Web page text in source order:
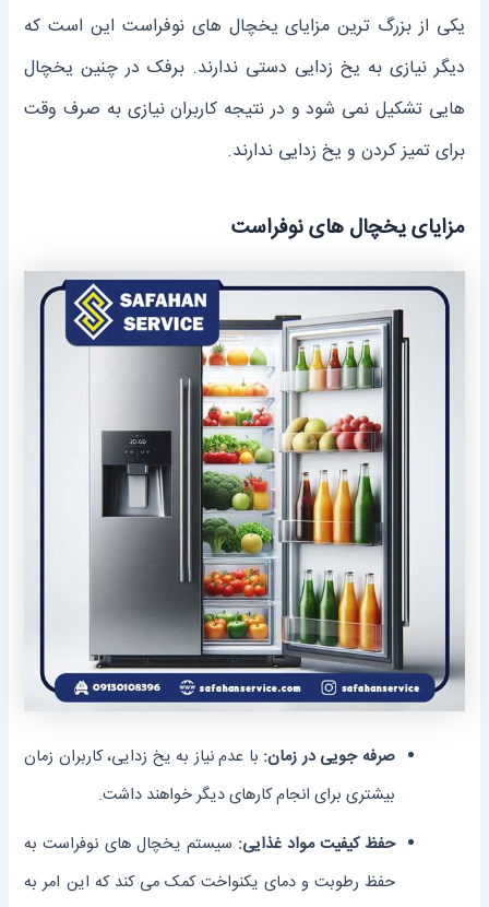
یکی از بزرگ‌ ترین مزایای یخچال ‌های نوفراست این است که
دیگر نیازی به یخ‌ زدایی دستی ندارند. برفک در چنین یخچال
‌هایی تشکیل نمی ‌شود و در نتیجه کاربران نیازی به صرف وقت
برای تمیز کردن و یخ ‌زدایی ندارند.
مزایای یخچال های نوفراست
صرفه‌ جویی در زمان: با عدم نیاز به یخ‌ زدایی، کاربران زمان
بیشتری برای انجام کارهای دیگر خواهند داشت.
حفظ کیفیت مواد غذایی: سیستم یخچال ‌های نوفراست به
حفظ رطوبت و دمای یکنواخت کمک می‌ کند که این امر به